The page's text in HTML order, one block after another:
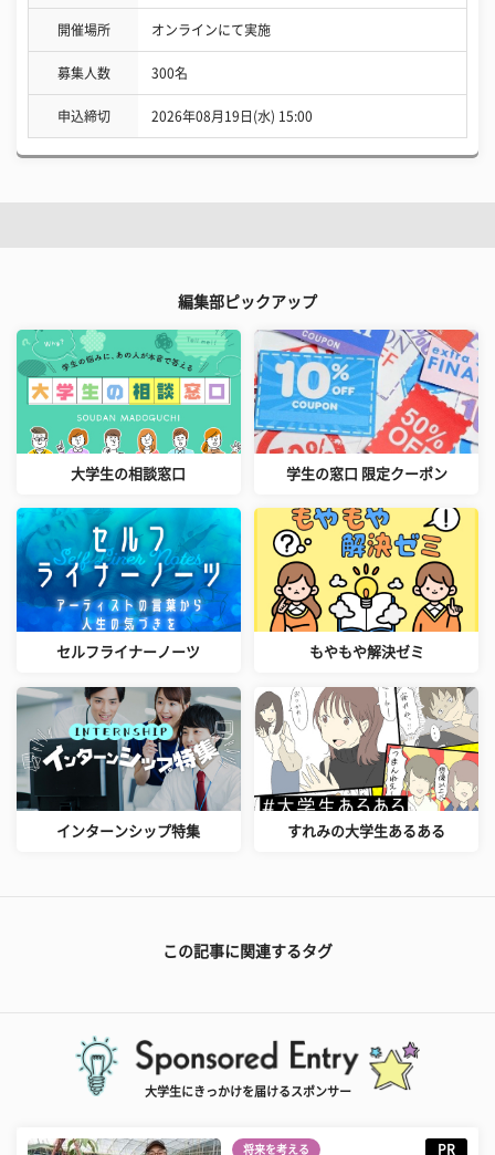
開催場所 オンラインにて実施
募集人数 300名
申込締切 2026年08月19日(水) 15:00
編集部ピックアップ
大学生の相談窓口 学生の窓口 限定クーポン
セルフライナーノーツ もやもや解決ゼミ
インターンシップ特集 すれみの大学生あるある
この記事に関連するタグ
大学生にきっかけを届けるスポンサー
将来を考える PR